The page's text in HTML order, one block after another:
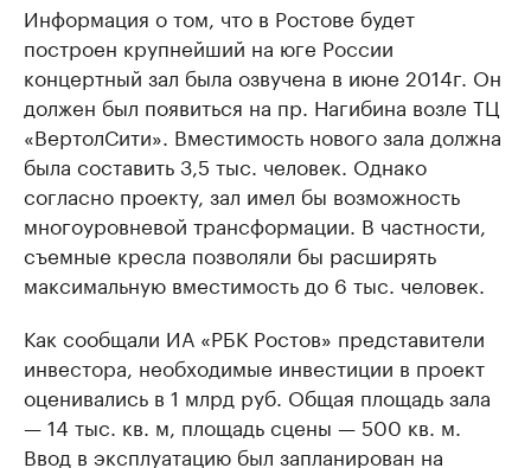
Информация о том, что в Ростове будет
построен крупнейший на юге России
концертный зал была озвучена в июне 2014г. Он
должен был появиться на пр. Нагибина возле ТЦ
«ВертолСити». Вместимость нового зала должна
была составить 3,5 тыс. человек. Однако
согласно проекту, зал имел бы возможность
многоуровневой трансформации. В частности,
съемные кресла позволяли бы расширять
максимальную вместимость до 6 тыс. человек.
Как сообщали ИА «РБК Ростов» представители
инвестора, необходимые инвестиции в проект
оценивались в 1 млрд руб. Общая площадь зала
— 14 тыс. кв. м, площадь сцены — 500 кв. м.
Ввод в эксплуатацию был запланирован на